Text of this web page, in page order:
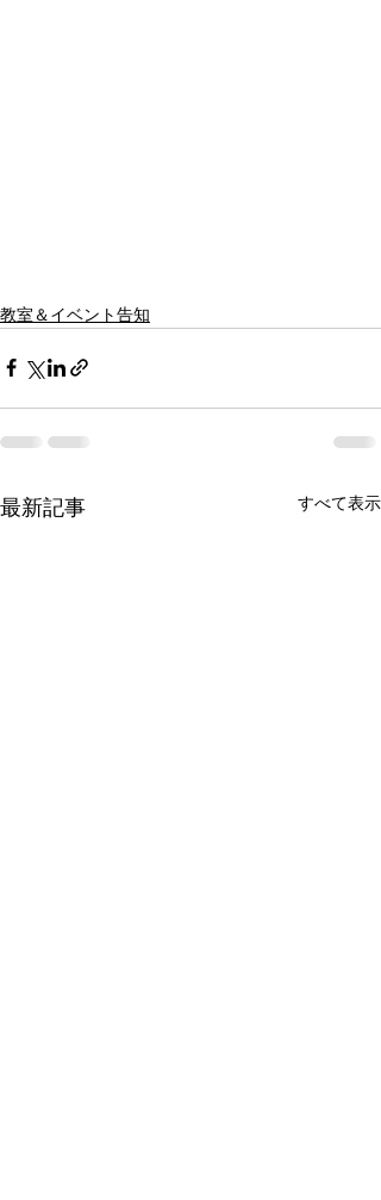
教室＆イベント告知
最新記事 すべて表示